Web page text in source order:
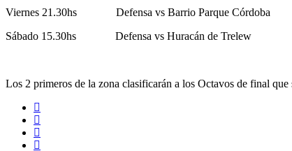
Viernes 21.30hs Defensa vs Barrio Parque Córdoba
Sábado 15.30hs Defensa vs Huracán de Trelew
Los 2 primeros de la zona clasificarán a los Octavos de final